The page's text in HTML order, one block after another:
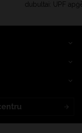
dubultai: UPF